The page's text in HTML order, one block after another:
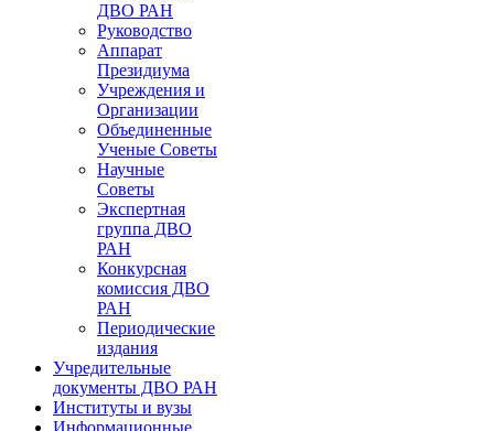
ДВО РАН
Руководство
Аппарат
Президиума
Учреждения и
Организации
Объединенные
Ученые Советы
Научные
Советы
Экспертная
группа ДВО
РАН
Конкурсная
комиссия ДВО
РАН
Периодические
издания
Учредительные
документы ДВО РАН
Институты и вузы